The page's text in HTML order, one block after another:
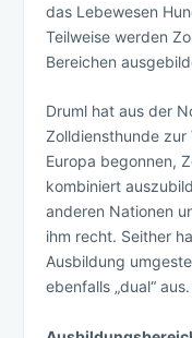
das Lebewesen
Teilweise werden
Bereichen
Druml hat aus der
Zolldiensthunde zur
Europa begonnen,
kombiniert
anderen Nationen
ihm recht. Seither
Ausbildung
ebenfalls „dual“ aus.